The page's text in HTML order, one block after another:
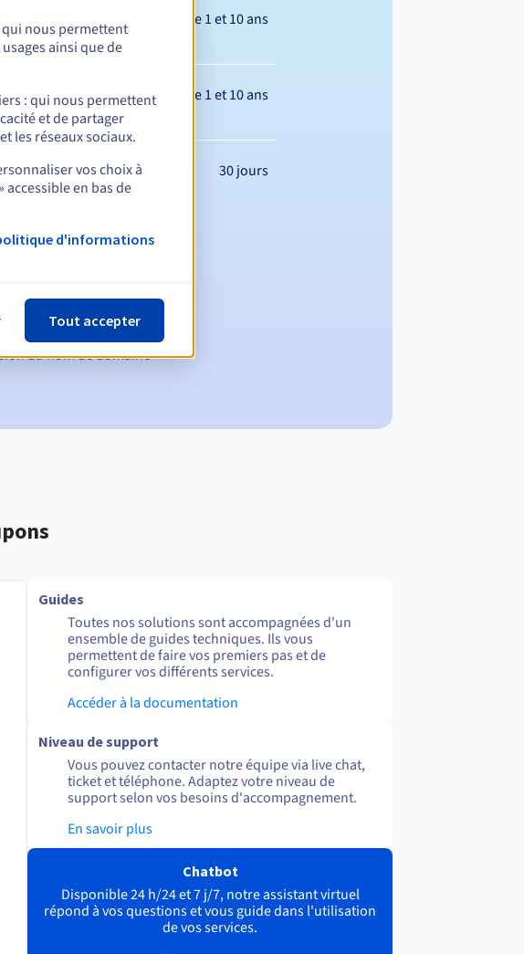
Entre 1 et 10 ans
Entre 1 et 10 ans
30 jours
domaine
du nom de domaine
Guides
Toutes nos solutions sont accompagnées d'un
ensemble de guides techniques. Ils vous
permettent de faire vos premiers pas et de
configurer vos différents services.
Accéder à la documentation
Niveau de support
Vous pouvez contacter notre équipe via live chat,
ticket et téléphone. Adaptez votre niveau de
support selon vos besoins d'accompagnement.
En savoir plus
Chatbot
Disponible 24 h/24 et 7 j/7, notre assistant virtuel
répond à vos questions et vous guide dans l'utilisation
de vos services.
nous permettent
ainsi que de
: qui nous permettent
et de partager
les réseaux sociaux.
vos choix à
en bas de
d'informations
Tout accepter